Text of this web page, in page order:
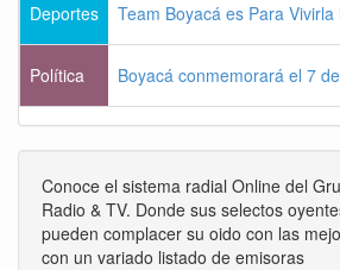
Deportes Team Boyacá es Para
Política Boyacá conmemorará el 7
Conoce el sistema radial Online del
Radio & TV. Donde sus selectos
pueden complacer su oido con las
con un variado listado de emisoras